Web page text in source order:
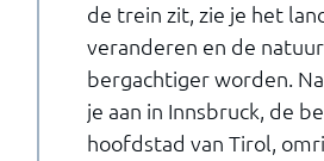
de trein zit, zie je het
veranderen en de
bergachtiger worden.
je aan in Innsbruck, de
hoofdstad van Tirol,